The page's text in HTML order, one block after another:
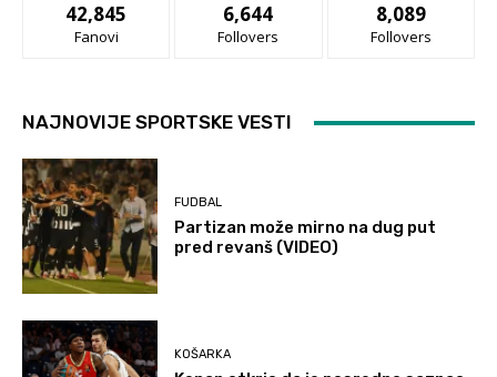
42,845
Fanovi
6,644
Follovers
8,089
Follovers
NAJNOVIJE SPORTSKE VESTI
FUDBAL
Partizan može mirno na dug put
pred revanš (VIDEO)
KOŠARKA